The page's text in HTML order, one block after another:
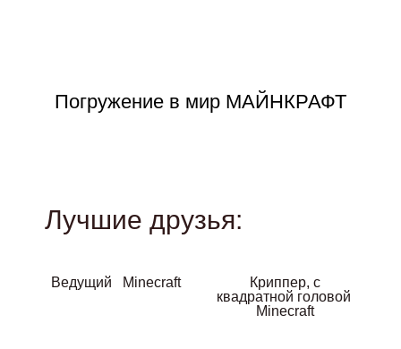
Погружение в мир МАЙНКРАФТ
Лучшие друзья:
Ведущий Minecraft
Криппер, с
квадратной головой
Minecraft